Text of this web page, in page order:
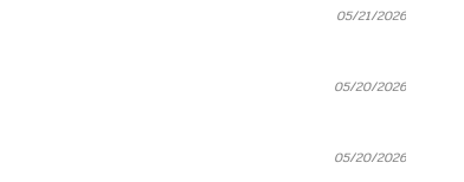
05/21/2026
05/20/2026
05/20/2026